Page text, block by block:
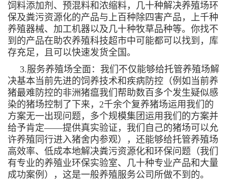
饲料添加剂、预混料和浓缩料，几十种解决养殖场环
保及粪污资源化的产品与上百种除四害产品，上千种
养殖器械、加工机器以及几十种牧草品种等。你找不
到的产品在助农养殖科技超市中可能都可以找到，库
存充足，且可以快速发货全国。
3.服务养殖场全面：我们不仅能够给托管养殖场解
决基本当前先进的饲养技术和疾病防控（例如当前养
猪最难防控的非洲猪瘟我们帮助数百多个发生疑似感
染的猪场控制了下来，2千余个复养猪场运用我们的
方案无一出现问题，多个规模集团运用我们的方案并
给予肯定——提供真实验证，我们自己的猪场可以允
许养殖同行进入猪舍内参观），还能够给托管养殖场
高效率、低成本地解决粪污资源化和环保问题（我们
有专业的养殖业环保实验室、几十种专业产品和大量
成功案例），这是一般养殖服务公司所做不到的。